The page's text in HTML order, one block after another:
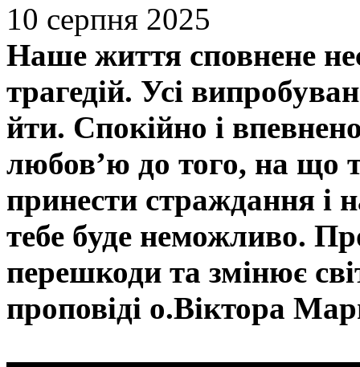
10 серпня 2025
Наше життя сповнене
трагедій. Усі
йти. Спокійно і
любов’ю до того, на що
принести страждання і
тебе буде неможливо.
перешкоди та змінює
проповіді о.Віктора